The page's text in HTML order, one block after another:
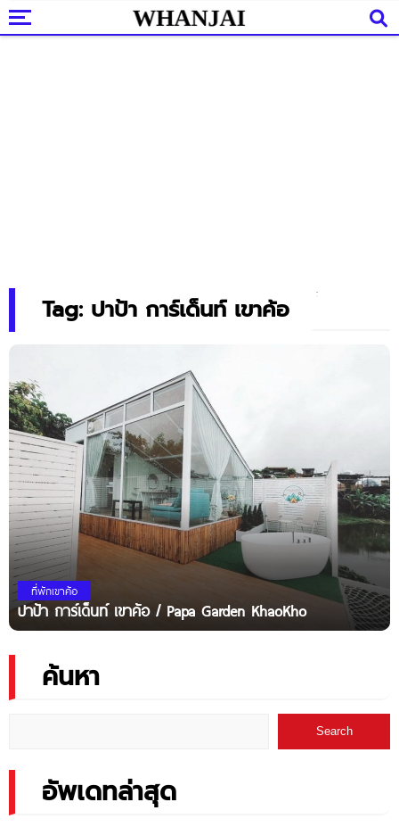
Tag: ปาป้า การ์เด็นท์ เขาค้อ
ที่พักเขาค้อ
ปาป้า การ์เด็นท์ เขาค้อ / Papa Garden KhaoKho
ค้นหา
Search
อัพเดทล่าสุด